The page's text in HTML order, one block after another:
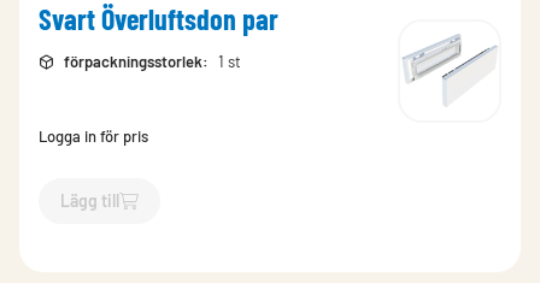
Svart Överluftsdon par
förpackningsstorlek: 1 st
Logga in för pris
Lägg till
`$Lägg till